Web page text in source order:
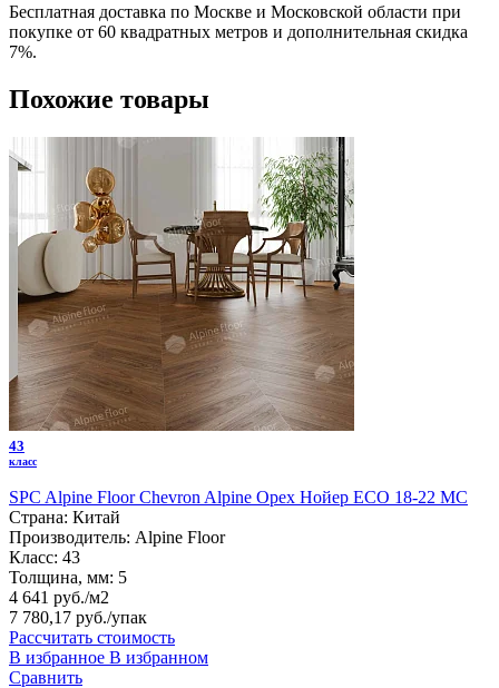
Бесплатная доставка по Москве и Московской области при
покупке от 60 квадратных метров и дополнительная скидка
7%.
Похожие товары
43
класс
SPC Alpine Floor Chevron Alpine Орех Нойер ECO 18-22 MC
Страна: Китай
Производитель: Alpine Floor
Класс: 43
Толщина, мм: 5
4 641 руб./м2
7 780,17 руб./упак
Рассчитать стоимость
В избранное В избранном
Сравнить